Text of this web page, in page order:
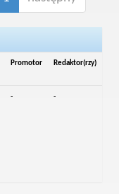
Promotor Redaktor(rzy)
- -